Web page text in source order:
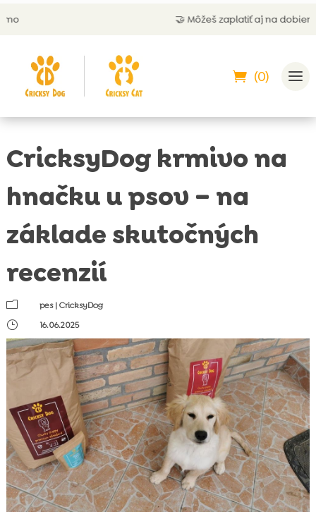
🤝 Môžeš zaplatiť aj na dobierku
(0)
CricksyDog krmivo na
hnačku u psov – na
základe skutočných
recenzií
m pes|CricksyDog
}
16.06.2025